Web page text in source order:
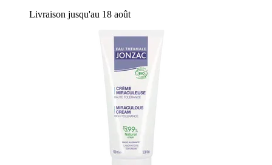
Livraison jusqu'au 18 août